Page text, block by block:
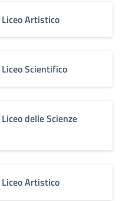
Artistico
Scientifico
delle Scienze
Artistico